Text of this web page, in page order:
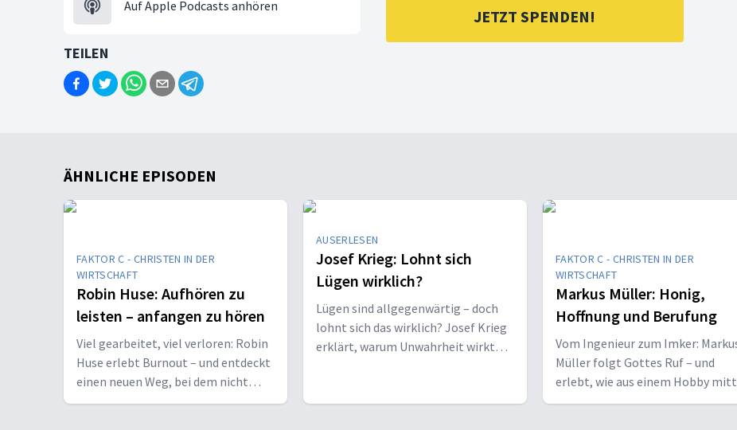
Auf Apple Podcasts anhören
JETZT SPENDEN!
TEILEN
ÄHNLICHE EPISODEN
FAKTOR C - CHRISTEN IN DER
WIRTSCHAFT
Robin Huse: Aufhören zu
leisten – anfangen zu hören
Viel gearbeitet, viel verloren: Robin
Huse erlebt Burnout – und entdeckt
einen neuen Weg, bei dem nicht
Leistung, sondern Gottes Wille
AUSERLESEN
Josef Krieg: Lohnt sich
Lügen wirklich?
Lügen sind allgegenwärtig – doch
lohnt sich das wirklich? Josef Krieg
erklärt, warum Unwahrheit wirkt
FAKTOR C - CHRISTEN IN DER
WIRTSCHAFT
Markus Müller: Honig,
Hoffnung und Berufung
Vom Ingenieur zum Imker:
Müller folgt Gottes Ruf – und
erlebt, wie aus einem Hobby
in der Krise ein neuer Lebensweg